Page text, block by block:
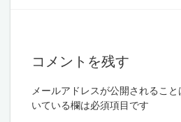
コメントを残す
メールアドレスが公開されること
いている欄は必須項目です